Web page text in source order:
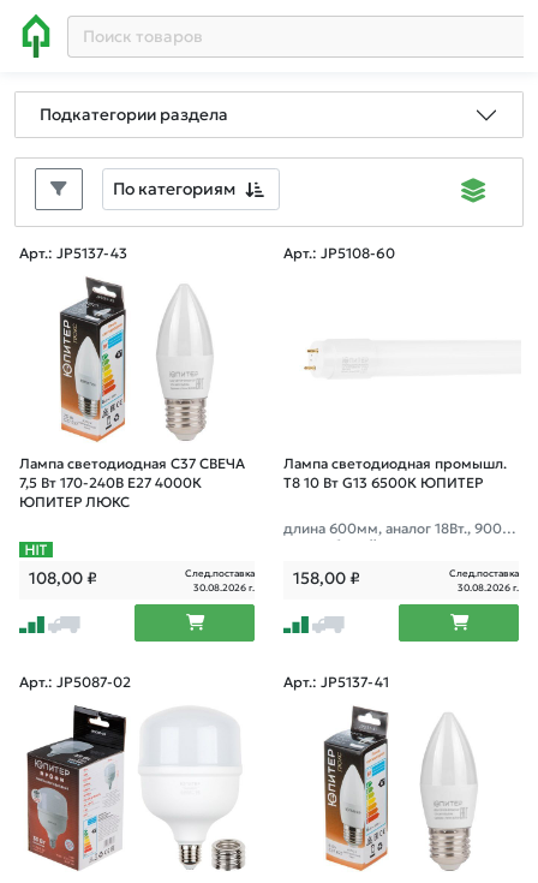
Подкатегории раздела
По категориям
Арт.: JP5137-43
Лампа светодиодная C37 СВЕЧА
7,5 Вт 170-240В E27 4000К
ЮПИТЕР ЛЮКС
108,00₽
След.поставка
30.08.2026 г.
Арт.: JP5108-60
Лампа светодиодная промышл.
T8 10 Вт G13 6500К ЮПИТЕР
длина 600мм, аналог 18Вт., 900Л
м, хол. белый свет
158,00₽
След.поставка
30.08.2026 г.
Арт.: JP5087-02 Арт.: JP5137-41